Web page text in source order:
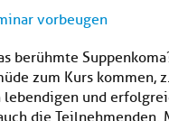
vorbeugen
berühmte
zum Kurs
lebendigen und
die Teilnehmenden.